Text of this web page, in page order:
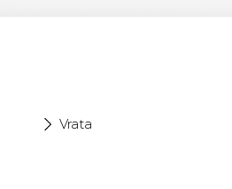
Vrata